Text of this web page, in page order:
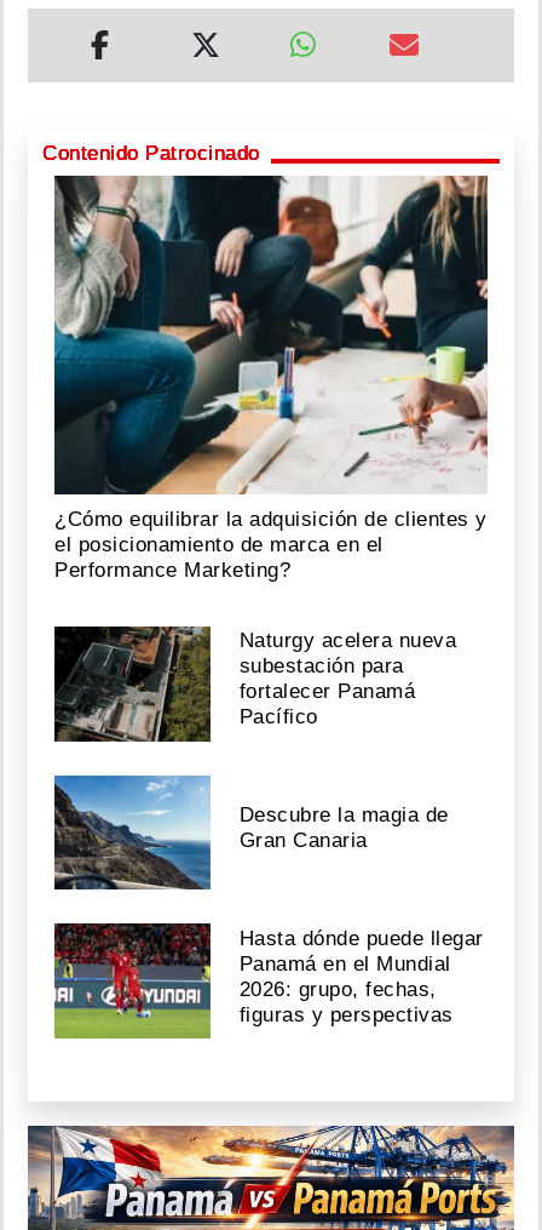
Contenido Patrocinado
¿Cómo equilibrar la adquisición de clientes y
el posicionamiento de marca en el
Performance Marketing?
Naturgy acelera nueva
subestación para
fortalecer Panamá
Pacífico
Descubre la magia de
Gran Canaria
Hasta dónde puede llegar
Panamá en el Mundial
2026: grupo, fechas,
figuras y perspectivas